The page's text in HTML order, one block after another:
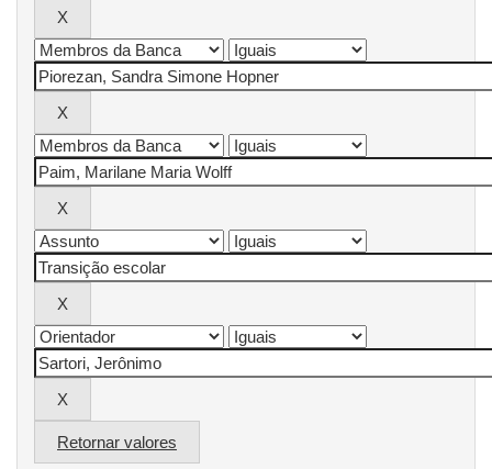
Retornar valores